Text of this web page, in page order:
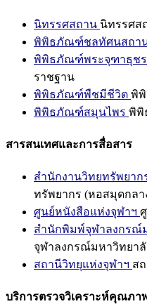
นิทรรศสถาน นิทรรศส
พิพิธภัณฑ์ชลทัศนสถา
พิพิธภัณฑ์พระจุฑาธุช
ราชฐาน
พิพิธภัณฑ์พืชมีชีวิต พิ
พิพิธภัณฑ์สมุนไพร พิพิ
สารสนเทศและการสื่อสาร
สำนักงานวิทยทรัพยาก
ทรัพยากร (หอสมุดกลา
ศูนย์หนังสือแห่งจุฬาฯ
สำนักพิมพ์จุฬาลงกรณ์
จุฬาลงกรณ์มหาวิทยาลั
สถานีวิทยุแห่งจุฬาฯ ส
บริการตรวจวิเคราะห์คุณภา